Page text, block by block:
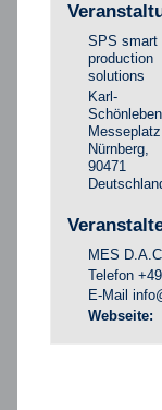
SPS smart
production
solutions
Karl-
Messeplatz
Nürnberg,
90471
MES
Telefon
E-Mail